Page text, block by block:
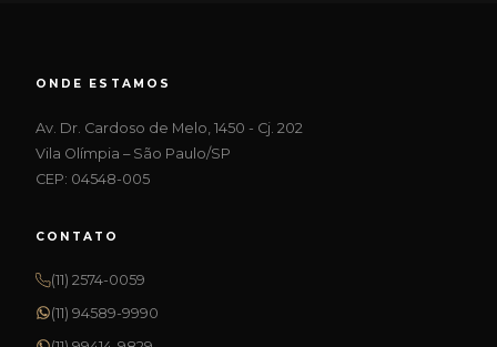
ONDE ESTAMOS
Av. Dr. Cardoso de Melo, 1450 - Cj. 202
Vila Olímpia – São Paulo/SP
CEP: 04548-005
CONTATO
(11) 2574-0059
(11) 94589-9990